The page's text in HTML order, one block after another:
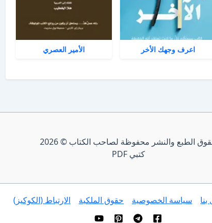
اعرف وجهك الأخر الأمير العصري
حقوق الطبع والنشر محفوظة لصاحب الكتاب © 2026
كتبي PDF
سياسة الخصوصية حقوق الملكية الارتباط (الكوكيز)